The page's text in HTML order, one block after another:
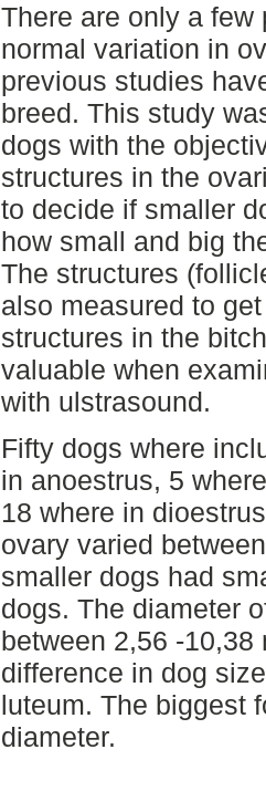
There are only a
normal variation in
previous studies
breed. This study
dogs with the
structures in the
to decide if smaller
how small and big
The structures
also measured to
structures in the
valuable when
with ulstrasound.
Fifty dogs where
in anoestrus, 5
18 where in
ovary varied
smaller dogs had
dogs. The diameter
between 2,56 -10,38
difference in dog
luteum. The biggest
diameter.